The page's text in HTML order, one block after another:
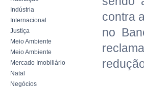
Indústria
Internacional
Justiça
Meio Ambiente
Meio Ambiente
Mercado Imobiliário
Natal
Negócios
contra
no